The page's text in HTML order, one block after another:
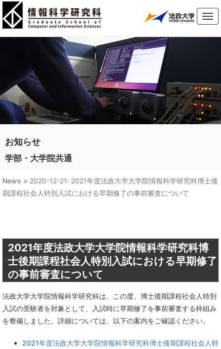
お知らせ
学部・大学院共通
News > 2020-12-21: 2021年度法政大学大学院情報科学研究科博士後
期課程社会人特別入試における早期修了の事前審査について
2021年度法政大学大学院情報科学研究科博
士後期課程社会人特別入試における早期修了
の事前審査について
法政大学大学院情報科学研究科は、この度、博士後期課程社会人特別
入試の受験者を対象として、入試時に早期修了を事前審査する枠組み
を整備しました。詳細については、以下の案内をご確認ください。
2021年度法政大学大学院情報科学研究科博士後期課程社会人特